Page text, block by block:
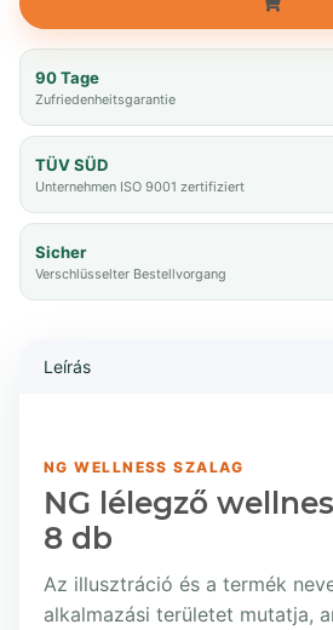
90 Tage
Zufriedenheitsgarantie
TÜV SÜD
Unternehmen ISO 9001 zertifiziert
Sicher
Verschlüsselter Bestellvorgang
Leírás
NG WELLNESS SZALAG
NG lélegző
8 db
Az illusztráció és a termék
alkalmazási területet mutatja,